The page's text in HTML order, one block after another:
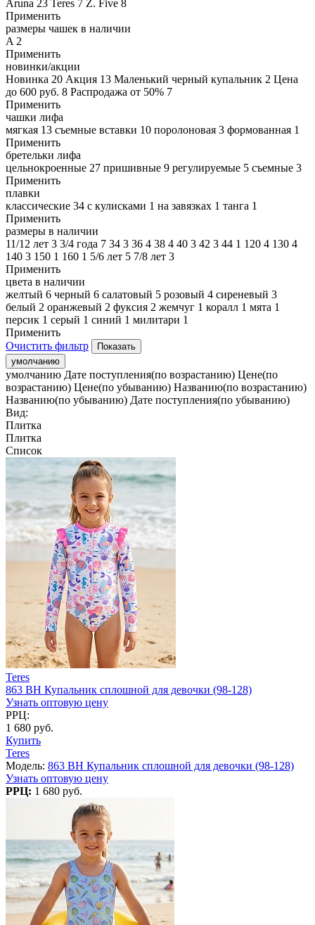
Aruna 23 Teres 7 Z. Five 8
Применить
размеры чашек в наличии
A 2
Применить
новинки/акции
Новинка 20 Акция 13 Маленький черный купальник 2 Цена
до 600 руб. 8 Распродажа от 50% 7
Применить
чашки лифа
мягкая 13 съемные вставки 10 поролоновая 3 формованная 1
Применить
бретельки лифа
цельнокроенные 27 пришивные 9 регулируемые 5 съемные 3
Применить
плавки
классические 34 с кулисками 1 на завязках 1 танга 1
Применить
размеры в наличии
11/12 лет 3 3/4 года 7 34 3 36 4 38 4 40 3 42 3 44 1 120 4 130 4
140 3 150 1 160 1 5/6 лет 5 7/8 лет 3
Применить
цвета в наличии
желтый 6 черный 6 салатовый 5 розовый 4 сиреневый 3
белый 2 оранжевый 2 фуксия 2 жемчуг 1 коралл 1 мята 1
персик 1 серый 1 синий 1 милитари 1
Применить
Очистить фильтр
умолчанию
умолчанию Дате поступления(по возрастанию) Цене(по
возрастанию) Цене(по убыванию) Названию(по возрастанию)
Названию(по убыванию) Дате поступления(по убыванию)
Вид:
Плитка
Плитка
Список
Teres
863 BH Купальник сплошной для девочки (98-128)
Узнать оптовую цену
РРЦ:
1 680 руб.
Купить
Teres
Модель: 863 BH Купальник сплошной для девочки (98-128)
Узнать оптовую цену
РРЦ: 1 680 руб.